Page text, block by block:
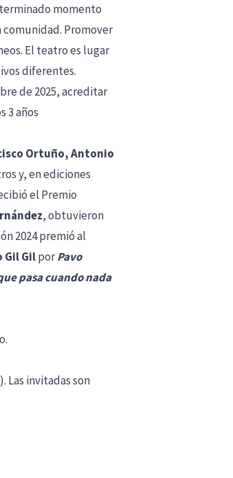
momento
Promover
El teatro es lugar
diferentes.
de 2025, acreditar
3 años
Ortuño, Antonio
y, en ediciones
el Premio
, obtuvieron
2024 premió al
Gil GilporPavo
pasa cuando nada
Las invitadas son